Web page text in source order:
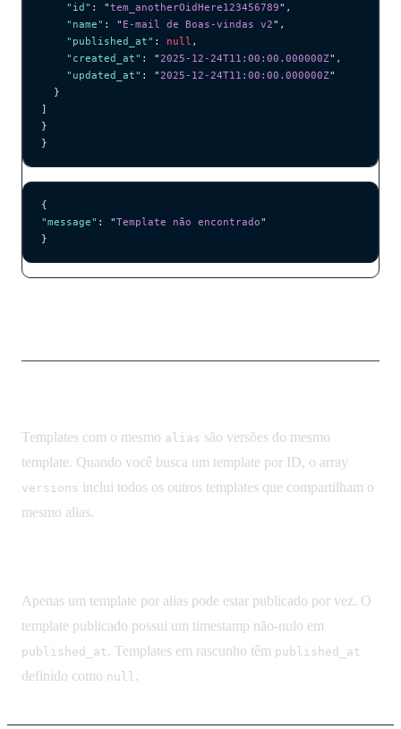
    "id"
: "tem_anotherOidHere123456789" ,
    "name"
: " E-mail de Boas-vindas v2" ,
    "published_at"
: null ,
    "created_at"
: "2025-12-24T11:00:00.000000Z" ,
    "updated_at"
: "2025-12-24T11:00:00.000000Z"
  }
]
}
}
{
"message" : "Template não encontrado"
}
Templates com o mesmo alias são versões do mesmo
template. Quando você busca um template por ID, o array
versions inclui todos os outros templates que compartilham o
mesmo alias.
Apenas um template por alias pode estar publicado por vez. O
template publicado possui um timestamp não-nulo em
published_at. Templates em rascunho têm published_at
definido como null.